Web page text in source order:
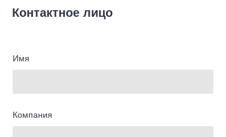
Имя
Компания
Контактное лицо